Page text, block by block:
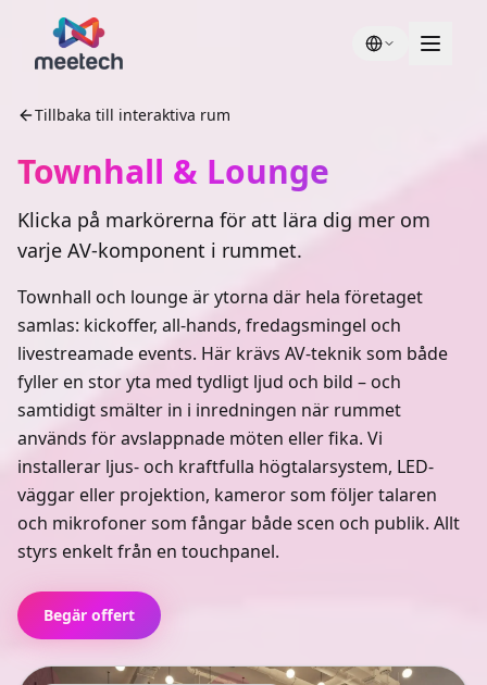
Tillbaka till interaktiva rum
Townhall & Lounge
Klicka på markörerna för att lära dig mer om
varje AV-komponent i rummet.
Townhall och lounge är ytorna där hela företaget
samlas: kickoffer, all-hands, fredagsmingel och
livestreamade events. Här krävs AV-teknik som både
fyller en stor yta med tydligt ljud och bild – och
samtidigt smälter in i inredningen när rummet
används för avslappnade möten eller fika. Vi
installerar ljus- och kraftfulla högtalarsystem, LED-
väggar eller projektion, kameror som följer talaren
och mikrofoner som fångar både scen och publik. Allt
styrs enkelt från en touchpanel.
Begär offert